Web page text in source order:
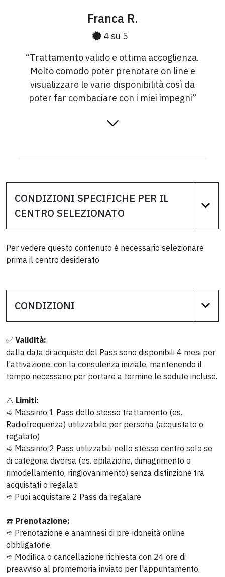
Franca R.
4 su 5
“Trattamento valido e ottima accoglienza.
Molto comodo poter prenotare on line e
visualizzare le varie disponibilità così da
poter far combaciare con i miei impegni”
5 su 5
“Regalo gradito da parte di mia moglie.
Attenzione al cliente e professionalità. Lo
consiglio”
5 su 5
“Servizio clienti efficiente e veloce nelle
Silvia R.
“Gentilissimi, disponibili, professionali.
Ambiente molto pulito e accogliente. Ho fatto
dei trattamenti al viso e l'estetista è sempre
molto attenta al mio benessere durante il
trattamento”
CONDIZIONI SPECIFICHE PER IL
CENTRO SELEZIONATO
Per vedere questo contenuto è necessario selezionare
prima il centro desiderato.
CONDIZIONI
✅ Validità:
dalla data di acquisto del Pass sono disponibili 4 mesi per
l'attivazione, con la consulenza iniziale, mantenendo il
tempo necessario per portare a termine le sedute incluse.
⚠️ Limiti:
➪ Massimo 1 Pass dello stesso trattamento (es.
Radiofrequenza) utilizzabile per persona (acquistato o
regalato)
➪ Massimo 2 Pass utilizzabili nello stesso centro solo se
di categoria diversa (es. epilazione, dimagrimento o
rimodellamento, ringiovanimento) senza distinzione tra
acquistati o regalati
➪ Puoi acquistare 2 Pass da regalare
☎️ Prenotazione:
➪ Prenotazione e anamnesi di pre-idoneità online
obbligatorie.
➪ Modifica o cancellazione richiesta con 24 ore di
preavviso al promemoria inviato per l'appuntamento.